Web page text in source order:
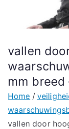
vallen
mm
Home
vallen door